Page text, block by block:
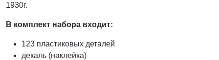
1930г.
В комплект набора входит:
123 пластиковых деталей
декаль (наклейка)